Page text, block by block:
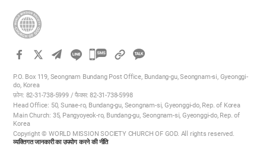
카
오
톡
공
P.O. Box 119, Seongnam Bundang Post Office, Bundang-gu, Seongnam-si, Gyeonggi-
do, Korea
फ़ोन: 82-31-738-5999 / फैक्स: 82-31-738-5998
Head Office: 50, Sunae-ro, Bundang-gu, Seongnam-si, Gyeonggi-do, Rep. of Korea
Main Church: 35, Pangyoyeok-ro, Bundang-gu, Seongnam-si, Gyeonggi-do, Rep. of
Korea
Copyright © WORLD MISSION SOCIETY CHURCH OF GOD. All rights reserved.
व्यक्तिगत जानकारी का उपयोग करने की नीति